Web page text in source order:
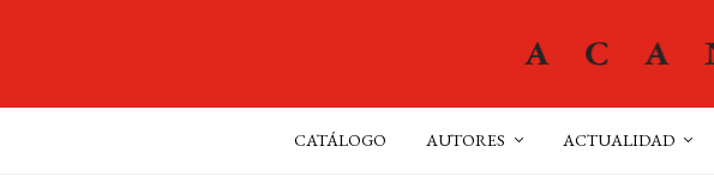
CATÁLOGO AUTORES ACTUALIDAD